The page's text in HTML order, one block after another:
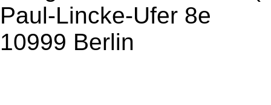
Paul-Lincke-Ufer 8e
10999 Berlin